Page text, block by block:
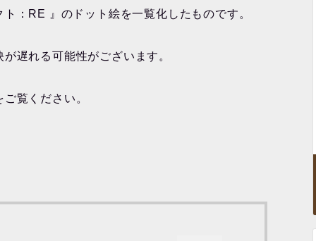
：RE 』のドット絵を一覧化したものです。
遅れる可能性がございます。
覧ください。